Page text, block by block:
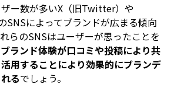
ー数が多いX（旧Twitter）や
SNSによってブランドが広まる傾向
らのSNSはユーザーが思ったことを
ブランド体験が口コミや投稿により共
用することにより効果的にブランデ
るでしょう。